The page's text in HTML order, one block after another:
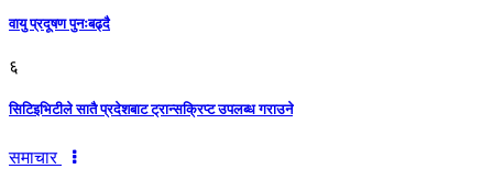
वायु प्रदूषण पुनःबढ्दै
६
सिटिइभिटीले सातै प्रदेशबाट ट्रान्सक्रिप्ट उपलब्ध गराउने
समाचार